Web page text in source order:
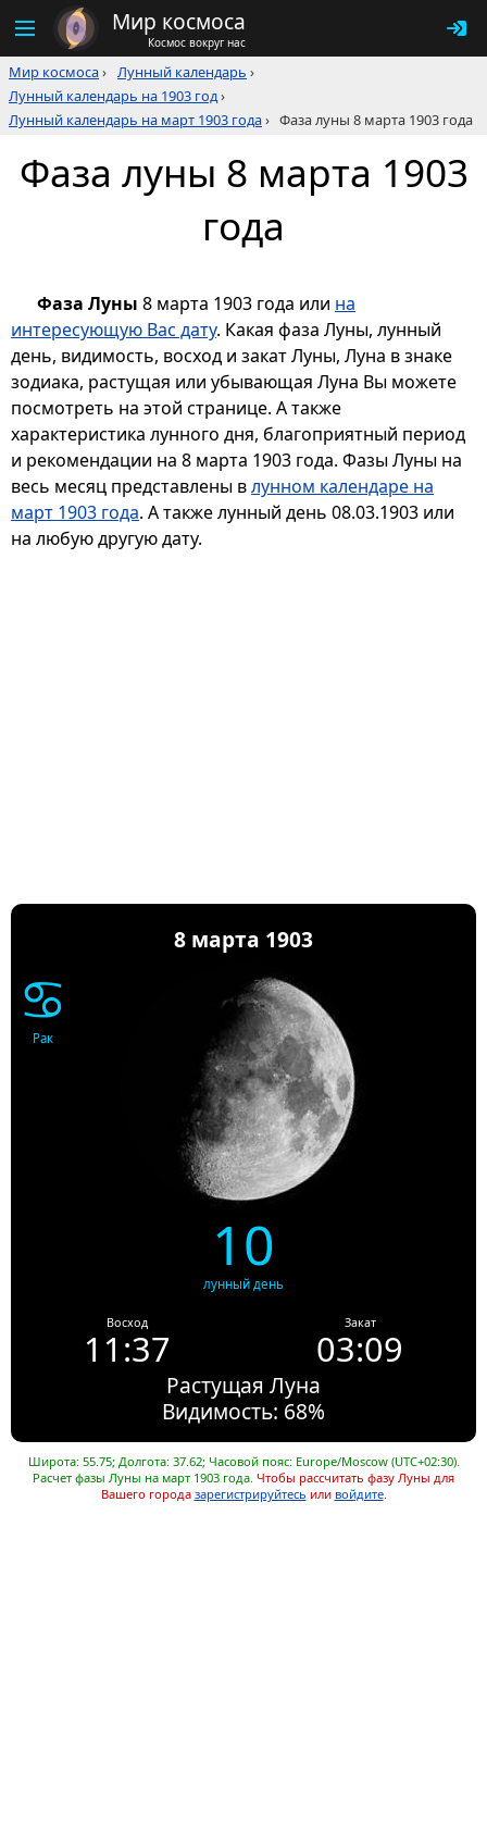
Мир космоса
Космос вокруг нас
Мир космоса› Лунный календарь ›
Лунный календарь на 1903 год›
Лунный календарь на март 1903 года› Фаза луны 8 марта 1903 года
Фаза луны 8 марта 1903
года
Фаза Луны 8 марта 1903 года или на
интересующую Вас дату. Какая фаза Луны, лунный
день, видимость, восход и закат Луны, Луна в знаке
зодиака, растущая или убывающая Луна Вы можете
посмотреть на этой странице. А также
характеристика лунного дня, благоприятный период
и рекомендации на 8 марта 1903 года. Фазы Луны на
весь месяц представлены влунном календаре на
март 1903 года. А также лунный день 08.03.1903 или
на любую другую дату.
8 марта 1903
♋
Рак
10
лунный день
Восход
11:37
Закат
03:09
Растущая Луна
Видимость: 68%
Широта: 55.75; Долгота: 37.62; Часовой пояс: Europe/Moscow (UTC+02:30).
Расчет фазы Луны на март 1903 года. Чтобы рассчитать фазу Луны для
Вашего города зарегистрируйтесь или войдите.